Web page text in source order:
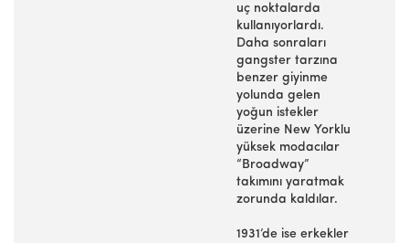
uç noktalarda
kullanıyorlardı.
Daha sonraları
gangster tarzına
benzer giyinme
yolunda gelen
yoğun istekler
üzerine New Yorklu
yüksek modacılar
“Broadway”
takımını yaratmak
zorunda kaldılar.
1931’de ise erkekler